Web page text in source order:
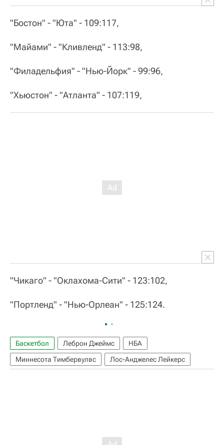
"Бостон" - "Юта" - 109:117,
"Майами" - "Кливленд" - 113:98,
"Филадельфия" - "Нью-Йорк" - 99:96,
"Хьюстон" - "Атланта" - 107:119,
"Чикаго" - "Оклахома-Сити" - 123:102,
"Портленд" - "Нью-Орлеан" - 125:124.
Баскетбол Леброн Джеймс
НБА
Миннесота Тимбервулвс
Лос-Анджелес Лейкерс